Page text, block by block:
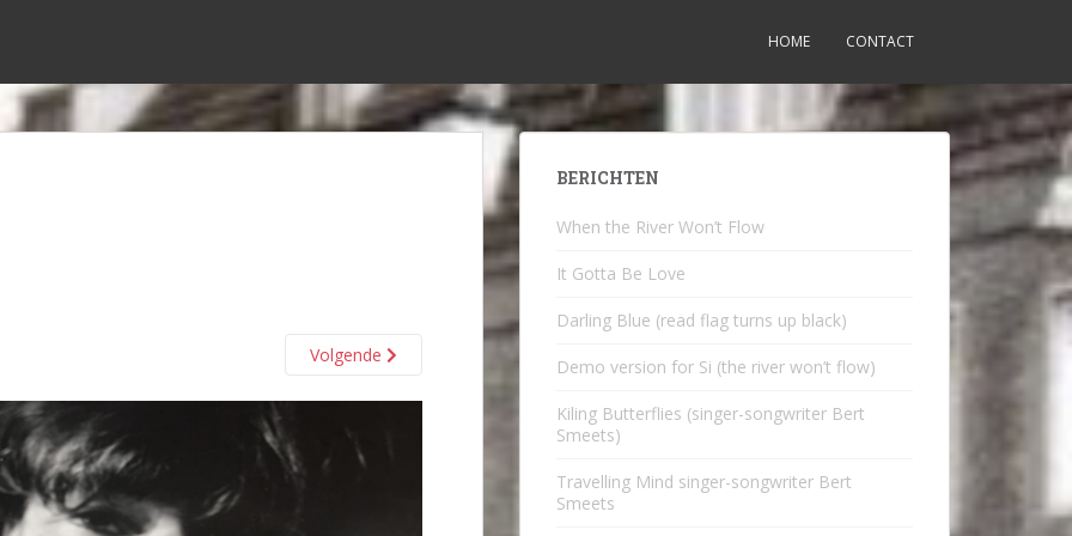
HOME CONTACT
Volgende
BERICHTEN
When the River Won’t Flow
It Gotta Be Love
Darling Blue (read flag turns up black)
Demo version for Si (the river won’t flow)
Kiling Butterflies (singer-songwriter Bert
Smeets)
Travelling Mind singer-songwriter Bert
Smeets